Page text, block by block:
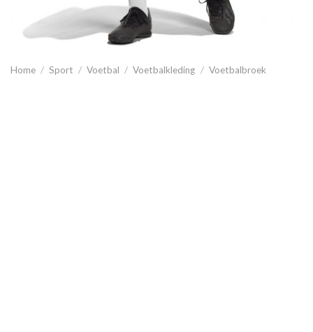
Home / Sport / Voetbal / Voetbalkleding / Voetbalbroek